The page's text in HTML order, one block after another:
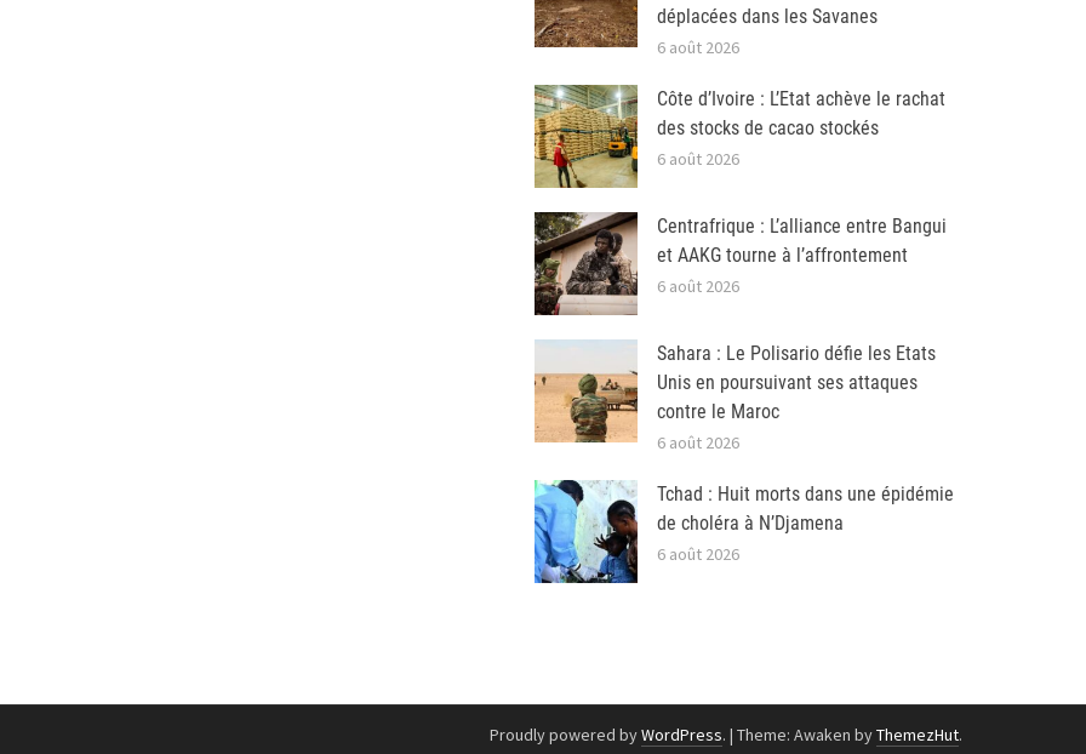
déplacées dans les Savanes
6 août 2026
Côte d’Ivoire : L’Etat achève le rachat
des stocks de cacao stockés
6 août 2026
Centrafrique : L’alliance entre Bangui
et AAKG tourne à l’affrontement
6 août 2026
Sahara : Le Polisario défie les Etats
Unis en poursuivant ses attaques
contre le Maroc
6 août 2026
Tchad : Huit morts dans une épidémie
de choléra à N’Djamena
6 août 2026
Proudly powered byWordPress. | Theme: Awaken byThemezHut.